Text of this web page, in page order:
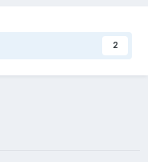
2